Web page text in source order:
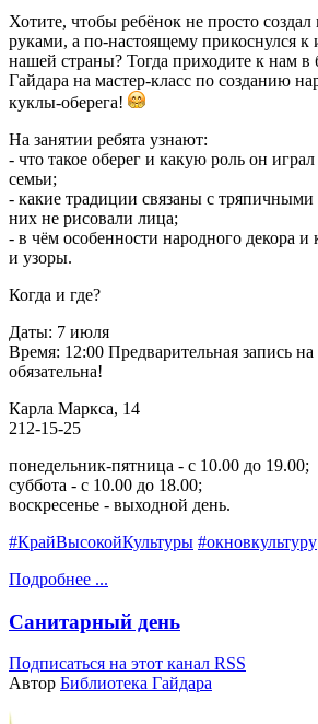
Хотите, чтобы ребёнок не просто
руками, а по-настоящему прикоснулся к
нашей страны? Тогда приходите к нам
Гайдара на мастер‑класс по созданию
куклы‑оберега!
На занятии ребята узнают:
- что такое оберег и какую роль он
семьи;
- какие традиции связаны с
них не рисовали лица;
- в чём особенности народного декора и
и узоры.
Когда и где?
Даты: 7 июля
Время: 12:00 Предварительная запись на
обязательна!
Карла Маркса, 14
212-15-25
понедельник-пятница - с 10.00 до 19.00;
суббота - с 10.00 до 18.00;
воскресенье - выходной день.
#КрайВысокойКультуры #окновкультуру
Подробнее ...
Санитарный день
Подписаться на этот канал RSS
Автор Библиотека Гайдара